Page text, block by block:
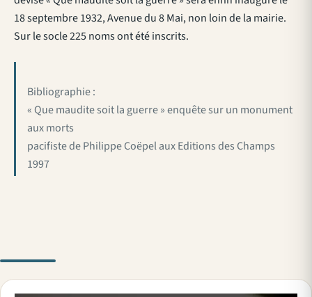
18 septembre 1932, Avenue du 8 Mai, non loin de la mairie.
Sur le socle 225 noms ont été inscrits.
Bibliographie :
« Que maudite soit la guerre » enquête sur un monument
aux morts
pacifiste de Philippe Coëpel aux Editions des Champs
1997